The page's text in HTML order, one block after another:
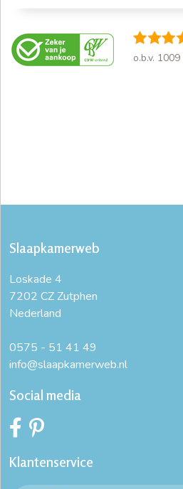
o.b.v. 1009
Slaapkamerweb
Loskade 4
7202 CZ Zutphen
Nederland
0575 - 51 41 49
info@slaapkamerweb.nl
Social media
Klantenservice